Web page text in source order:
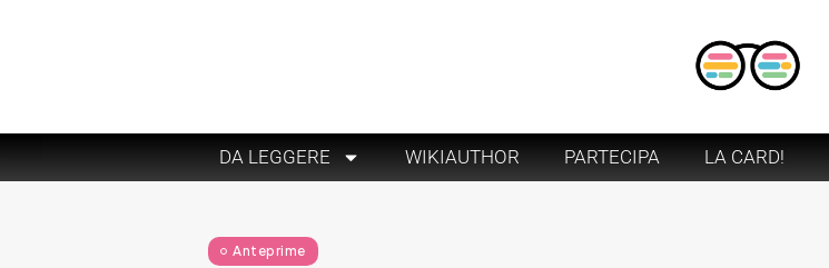
DA LEGGERE WIKIAUTHOR PARTECIPA LA CARD!
Anteprime